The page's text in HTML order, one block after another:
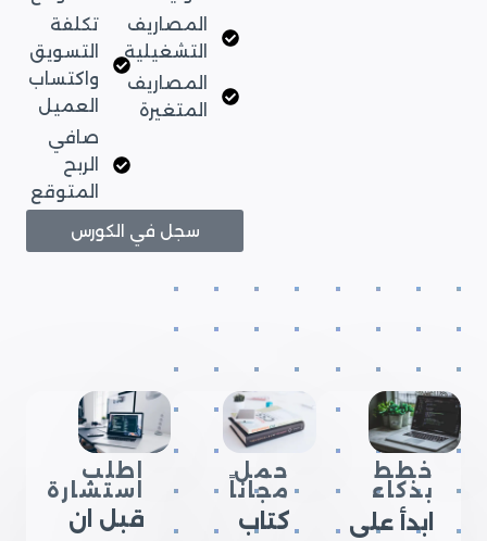
المصاريف
التشغيلية
المصاريف
المتغيرة
تكلفة
التسويق
واكتساب
العميل
صافي
الربح
المتوقع
سجل في الكورس
خطط
بذكاء
ابدأ على
حمل
مجاناً
كتاب
اطلب
استشارة
قبل ان